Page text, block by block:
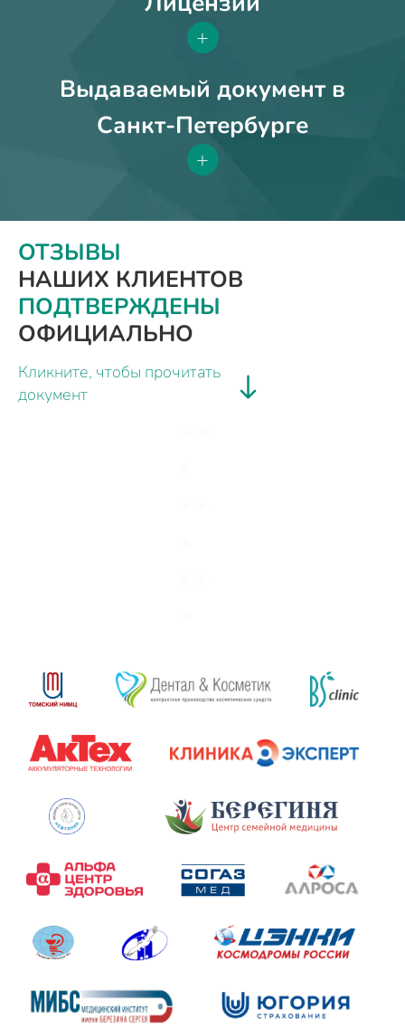
+
Выдаваемый документ в
Санкт-Петербурге
+
ОТЗЫВЫ
НАШИХ КЛИЕНТОВ
ПОДТВЕРЖДЕНЫ
ОФИЦИАЛЬНО
Кликните, чтобы прочитать
документ